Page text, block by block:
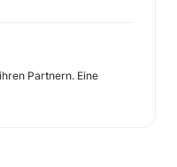
Partnern. Eine